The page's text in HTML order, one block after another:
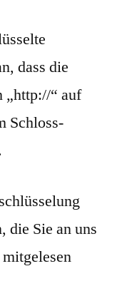
dass die
„http://“ auf
Schloss-
die Sie an uns